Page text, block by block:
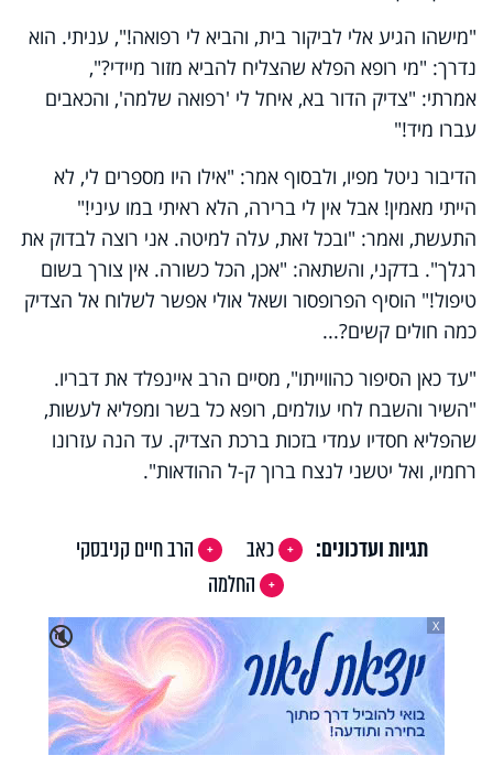
"מישהו הגיע אלי לביקור בית, והביא לי רפואה!", עניתי. הוא
נדרך: "מי רופא הפלא שהצליח להביא מזור מיידי?",
אמרתי: "צדיק הדור בא, איחל לי 'רפואה שלמה', והכאבים
עברו מיד!"
הדיבור ניטל מפיו, ולבסוף אמר: "אילו היו מספרים לי, לא
הייתי מאמין! אבל אין לי ברירה, הלא ראיתי במו עיני!"
התעשת, ואמר: "ובכל זאת, עלה למיטה. אני רוצה לבדוק את
רגלך". בדקני, והשתאה: "אכן, הכל כשורה. אין צורך בשום
טיפול!" הוסיף הפרופסור ושאל אולי אפשר לשלוח אל הצדיק
כמה חולים קשים?...
"עד כאן הסיפור כהווייתו", מסיים הרב איינפלד את דבריו.
"השיר והשבח לחי עולמים, רופא כל בשר ומפליא לעשות,
שהפליא חסדיו עמדי בזכות ברכת הצדיק. עד הנה עזרונו
רחמיו, ואל יטשני לנצח ברוך ק-ל ההודאות".
תגיות ועדכונים: כאב
הרב חיים קניבסקי
החלמה
🔇
X